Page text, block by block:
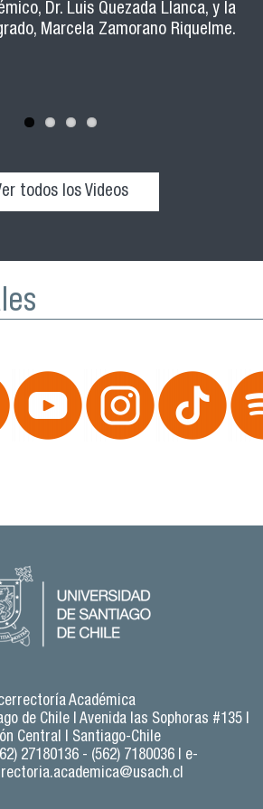
Dr. Luis Quezada Llanca, y la
Marcela Zamorano Riquelme.
ofrece nuestra casa de estudios.
ayudantías en distintas carreras.
todos los Videos
Académica
de Chile | Avenida las Sophoras #135 |
Central | Santiago-Chile
27180136 - (562) 7180036 | e-